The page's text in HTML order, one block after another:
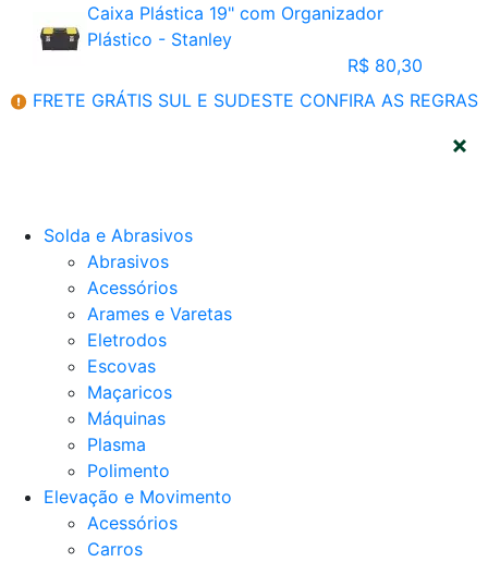
Caixa Plástica 19" com Organizador
Plástico - Stanley
R$ 80,30
FRETE GRÁTIS SUL E SUDESTE CONFIRA AS REGRAS
Solda e Abrasivos
Abrasivos
Acessórios
Arames e Varetas
Eletrodos
Escovas
Maçaricos
Máquinas
Plasma
Polimento
Elevação e Movimento
Acessórios
Carros